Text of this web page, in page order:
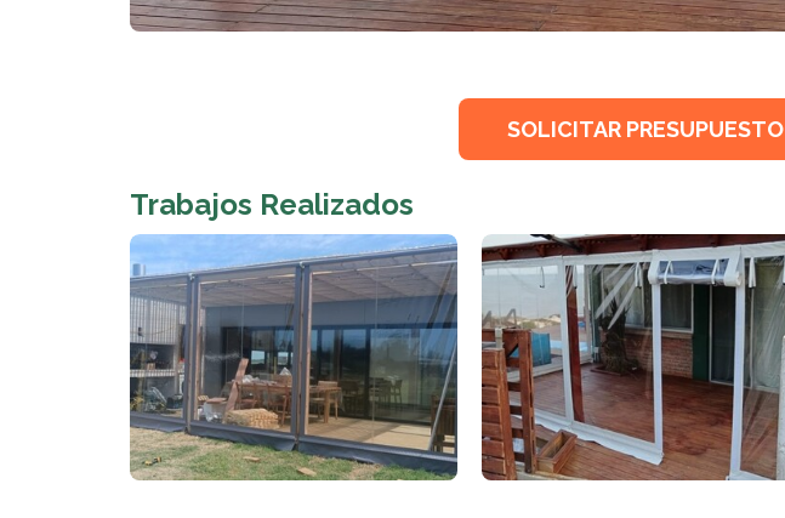
SOLICITAR PRESUPUESTO
Trabajos Realizados